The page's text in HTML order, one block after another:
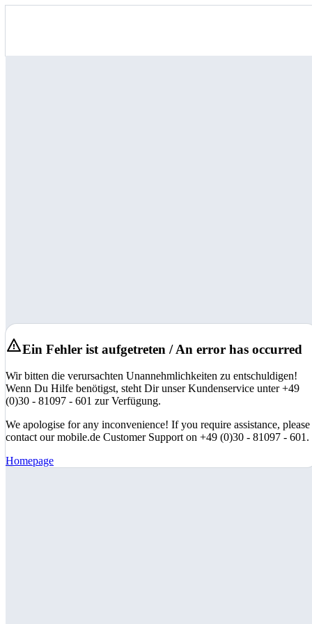
Ein Fehler ist aufgetreten / An error has occurred
Wir bitten die verursachten Unannehmlichkeiten zu entschuldigen!
Wenn Du Hilfe benötigst, steht Dir unser Kundenservice unter +49
(0)30 - 81097 - 601 zur Verfügung.
We apologise for any inconvenience! If you require assistance, please
contact our mobile.de Customer Support on +49 (0)30 - 81097 - 601.
Homepage